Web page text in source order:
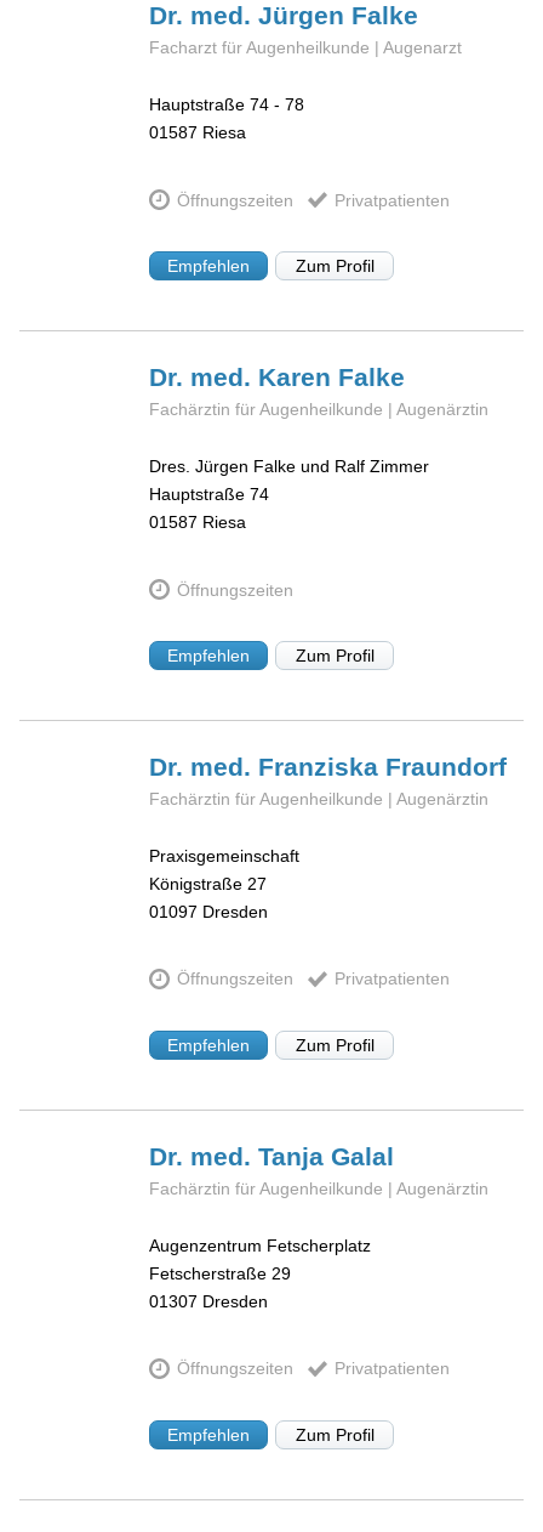
Dr. med. Jürgen Falke
Facharzt für Augenheilkunde | Augenarzt
Hauptstraße 74 - 78
01587 Riesa
Öffnungszeiten Privatpatienten
Empfehlen Zum Profil
Dr. med. Karen Falke
Fachärztin für Augenheilkunde | Augenärztin
Dres. Jürgen Falke und Ralf Zimmer
Hauptstraße 74
01587 Riesa
Öffnungszeiten
Empfehlen Zum Profil
Dr. med. Franziska Fraundorf
Fachärztin für Augenheilkunde | Augenärztin
Praxisgemeinschaft
Königstraße 27
01097 Dresden
Öffnungszeiten Privatpatienten
Empfehlen Zum Profil
Dr. med. TanjaGalal
Fachärztin für Augenheilkunde | Augenärztin
Augenzentrum Fetscherplatz
Fetscherstraße 29
01307 Dresden
Öffnungszeiten Privatpatienten
Empfehlen Zum Profil